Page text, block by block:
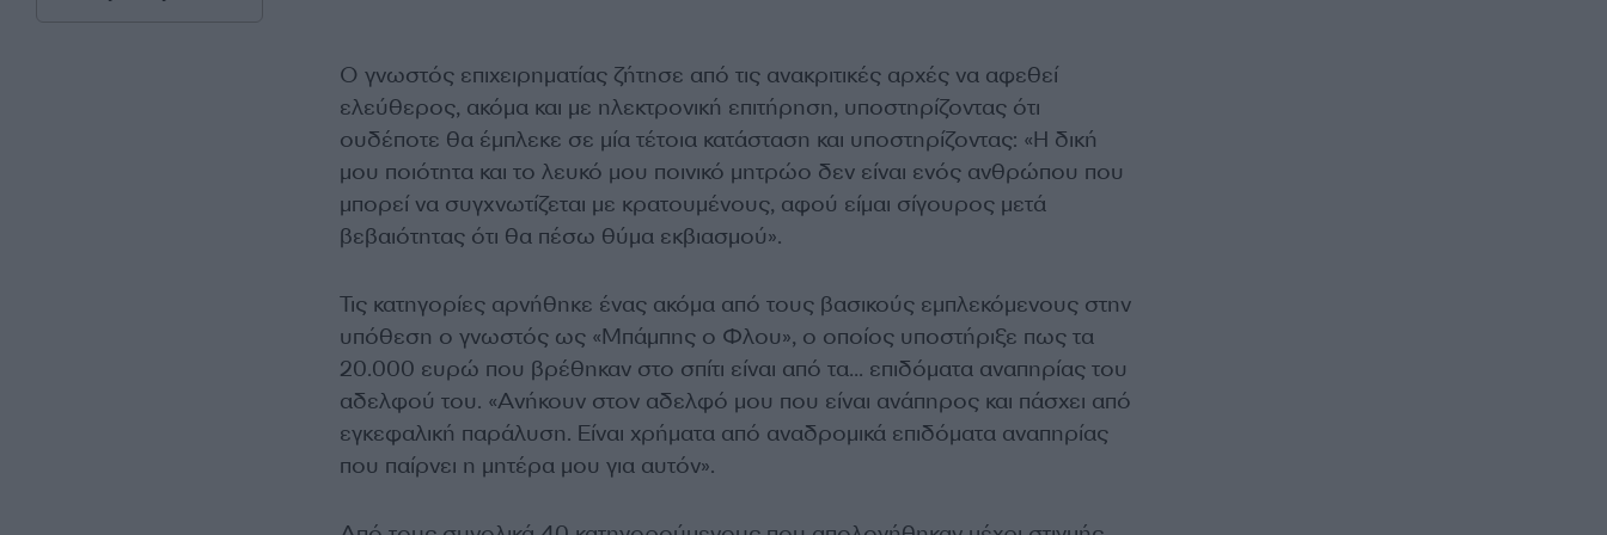
Ο γνωστός επιχειρηματίας ζήτησε από τις ανακριτικές αρχές να αφεθεί
ελεύθερος, ακόμα και με ηλεκτρονική επιτήρηση, υποστηρίζοντας ότι
ουδέποτε θα έμπλεκε σε μία τέτοια κατάσταση και υποστηρίζοντας: «Η δική
μου ποιότητα και το λευκό μου ποινικό μητρώο δεν είναι ενός ανθρώπου που
μπορεί να συγχνωτίζεται με κρατουμένους, αφού είμαι σίγουρος μετά
βεβαιότητας ότι θα πέσω θύμα εκβιασμού».
Τις κατηγορίες αρνήθηκε ένας ακόμα από τους βασικούς εμπλεκόμενους στην
υπόθεση ο γνωστός ως «Μπάμπης ο Φλου», ο οποίος υποστήριξε πως τα
20.000 ευρώ που βρέθηκαν στο σπίτι είναι από τα… επιδόματα αναπηρίας του
αδελφού του. «Ανήκουν στον αδελφό μου που είναι ανάπηρος και πάσχει από
εγκεφαλική παράλυση. Είναι χρήματα από αναδρομικά επιδόματα αναπηρίας
που παίρνει η μητέρα μου για αυτόν».